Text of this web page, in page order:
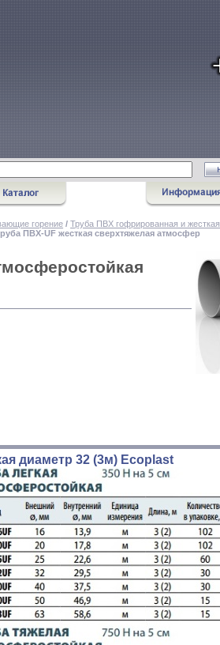
горение /Труба ПВХ гофрированная и жесткая
ПВХ-UF жесткая сверхтяжелая атмосфер
диаметр 32 (3м) Ecoplast